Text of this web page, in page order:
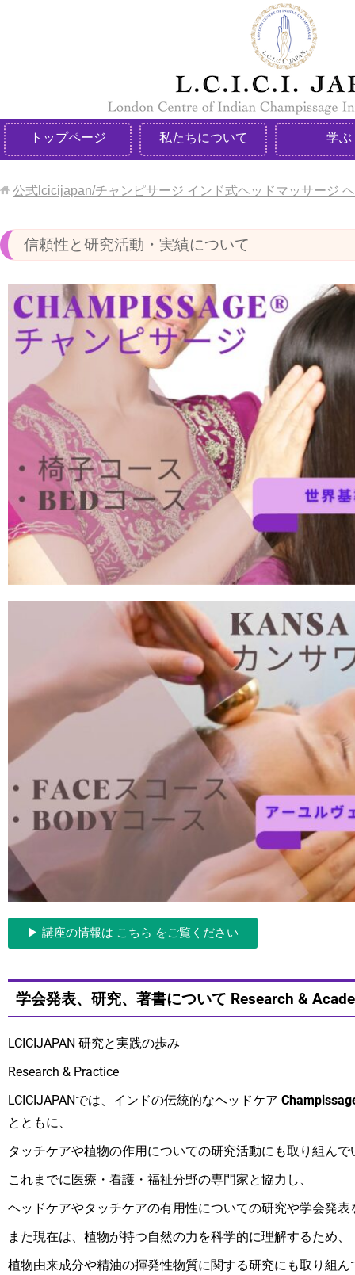
トップページ 私たちについて 学ぶ
公式lcicijapan/チャンピサージ インド式ヘッドマッサージ
信頼性と研究活動・実績について
▶︎ 講座の情報は こちら をご覧ください
学会発表、研究、著書について Research &
LCICIJAPAN 研究と実践の歩み
Research & Practice
LCICIJAPANでは、インドの伝統的なヘッドケア
とともに、
タッチケアや植物の作用についての研究活動にも取り組んで
これまでに医療・看護・福祉分野の専門家と協力し、
ヘッドケアやタッチケアの有用性についての研究や学会発
また現在は、植物が持つ自然の力を科学的に理解するため、
植物由来成分や精油の揮発性物質に関する研究にも取り組ん